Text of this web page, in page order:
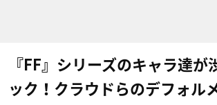
『FF』シリーズのキャラ達が
ック！クラウドらのデフォル